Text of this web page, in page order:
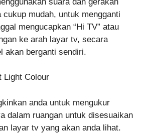
cukup mudah, untuk mengganti
mengucapkan “Hi TV” atau
ke arah layar tv, secara
akan berganti sendiri.
Light Colour
anda untuk mengukur
dalam ruangan untuk disesuaikan
layar tv yang akan anda lihat.